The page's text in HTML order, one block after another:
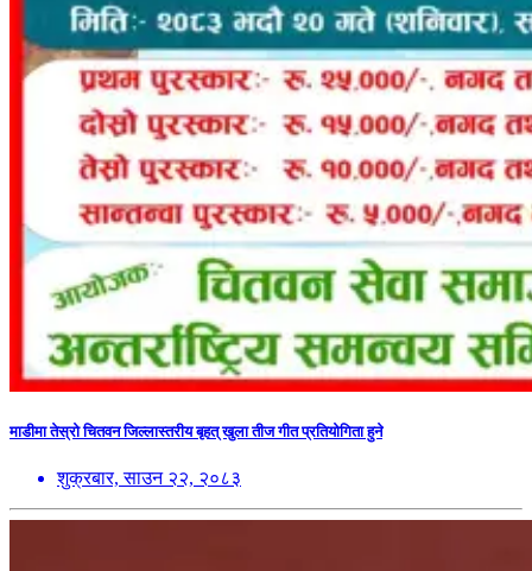
माडीमा तेस्रो चितवन जिल्लास्तरीय बृहत् खुला तीज गीत प्रतियोगिता हुने
शुक्रबार, साउन २२, २०८३